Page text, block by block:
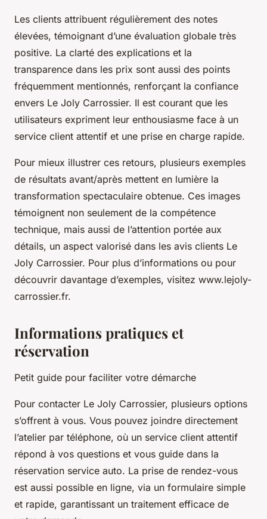
Les clients attribuent régulièrement des notes
élevées, témoignant d’une évaluation globale très
positive. La clarté des explications et la
transparence dans les prix sont aussi des points
fréquemment mentionnés, renforçant la confiance
envers Le Joly Carrossier. Il est courant que les
utilisateurs expriment leur enthousiasme face à un
service client attentif et une prise en charge rapide.
Pour mieux illustrer ces retours, plusieurs exemples
de résultats avant/après mettent en lumière la
transformation spectaculaire obtenue. Ces images
témoignent non seulement de la compétence
technique, mais aussi de l’attention portée aux
détails, un aspect valorisé dans les avis clients Le
Joly Carrossier. Pour plus d’informations ou pour
découvrir davantage d’exemples, visitez www.lejoly-
carrossier.fr.
Informations pratiques et
réservation
Petit guide pour faciliter votre démarche
Pour contacter Le Joly Carrossier, plusieurs options
s’offrent à vous. Vous pouvez joindre directement
l’atelier par téléphone, où un service client attentif
répond à vos questions et vous guide dans la
réservation service auto. La prise de rendez-vous
est aussi possible en ligne, via un formulaire simple
et rapide, garantissant un traitement efficace de